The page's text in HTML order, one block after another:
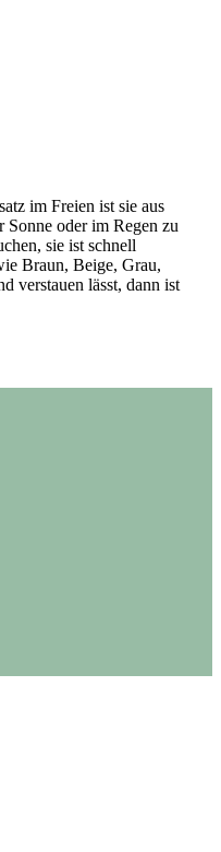
im Freien ist sie aus
Sonne oder im Regen zu
sie ist schnell
Braun, Beige, Grau,
verstauen lässt, dann ist